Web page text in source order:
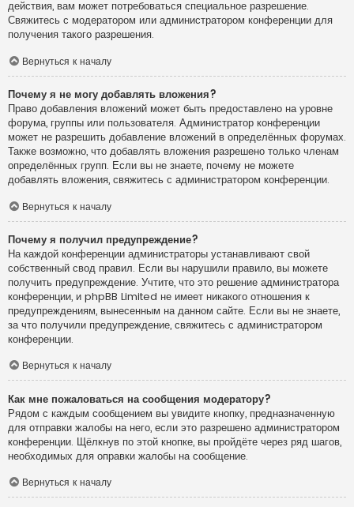
действия, вам может потребоваться специальное разрешение.
Свяжитесь с модератором или администратором конференции для
получения такого разрешения.
Вернуться к началу
Почему я не могу добавлять вложения?
Право добавления вложений может быть предоставлено на уровне
форума, группы или пользователя. Администратор конференции
может не разрешить добавление вложений в определённых форумах.
Также возможно, что добавлять вложения разрешено только членам
определённых групп. Если вы не знаете, почему не можете
добавлять вложения, свяжитесь с администратором конференции.
Вернуться к началу
Почему я получил предупреждение?
На каждой конференции администраторы устанавливают свой
собственный свод правил. Если вы нарушили правило, вы можете
получить предупреждение. Учтите, что это решение администратора
конференции, и phpBB Limited не имеет никакого отношения к
предупреждениям, вынесенным на данном сайте. Если вы не знаете,
за что получили предупреждение, свяжитесь с администратором
конференции.
Вернуться к началу
Как мне пожаловаться на сообщения модератору?
Рядом с каждым сообщением вы увидите кнопку, предназначенную
для отправки жалобы на него, если это разрешено администратором
конференции. Щёлкнув по этой кнопке, вы пройдёте через ряд шагов,
необходимых для оправки жалобы на сообщение.
Вернуться к началу